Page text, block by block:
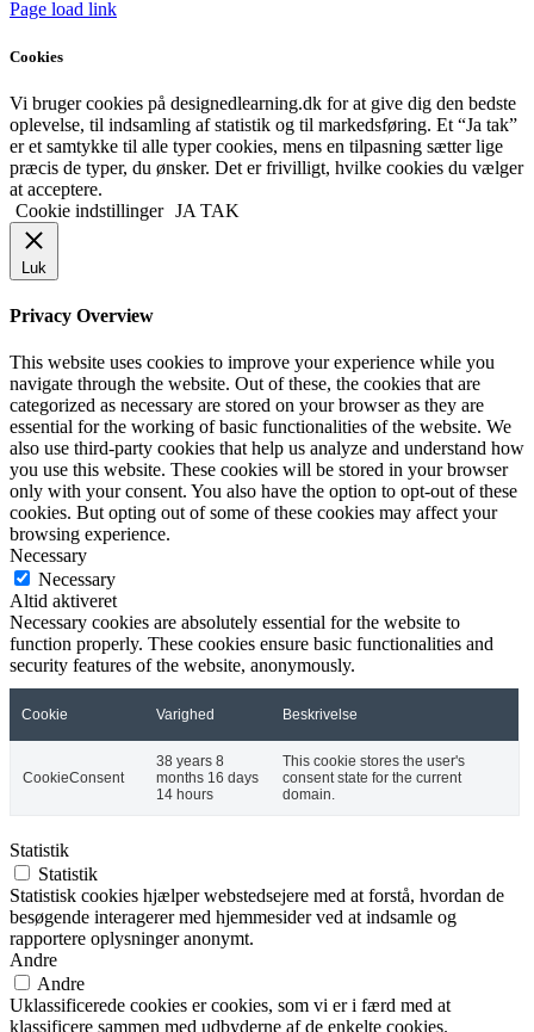
Page load link
Cookies
Vi bruger cookies på designedlearning.dk for at give dig den bedste
oplevelse, til indsamling af statistik og til markedsføring. Et “Ja tak”
er et samtykke til alle typer cookies, mens en tilpasning sætter lige
præcis de typer, du ønsker. Det er frivilligt, hvilke cookies du vælger
at acceptere.
Cookie indstillinger JA TAK
Luk
Privacy Overview
This website uses cookies to improve your experience while you
navigate through the website. Out of these, the cookies that are
categorized as necessary are stored on your browser as they are
essential for the working of basic functionalities of the website. We
also use third-party cookies that help us analyze and understand how
you use this website. These cookies will be stored in your browser
only with your consent. You also have the option to opt-out of these
cookies. But opting out of some of these cookies may affect your
browsing experience.
Necessary
Necessary
Altid aktiveret
Necessary cookies are absolutely essential for the website to
function properly. These cookies ensure basic functionalities and
security features of the website, anonymously.
Cookie Varighed Beskrivelse
CookieConsent
38 years 8
months 16 days
14 hours
This cookie stores the user's
consent state for the current
domain.
Statistik
Statistik
Statistisk cookies hjælper webstedsejere med at forstå, hvordan de
besøgende interagerer med hjemmesider ved at indsamle og
rapportere oplysninger anonymt.
Andre
Andre
Uklassificerede cookies er cookies, som vi er i færd med at
klassificere sammen med udbyderne af de enkelte cookies.